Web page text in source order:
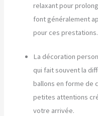
relaxant pour
font généralement
pour ces prestations.
La décoration
qui fait souvent la
ballons en forme de
petites attentions
votre arrivée.